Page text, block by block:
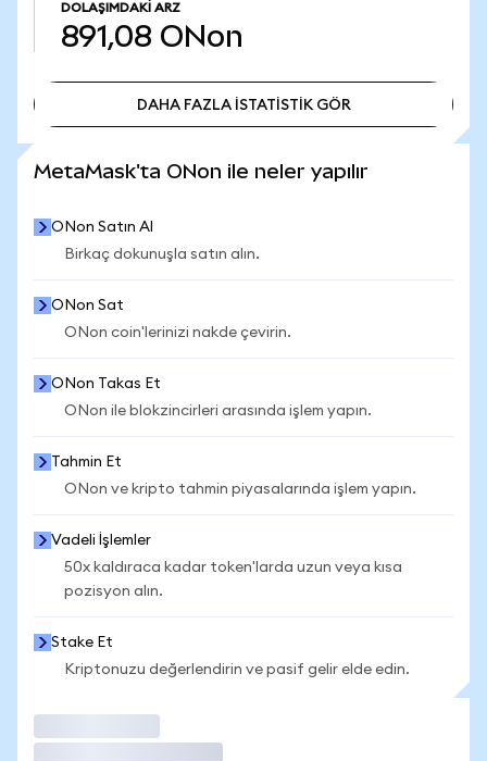
DOLAŞIMDAKI ARZ
891,08 ONon
DAHA FAZLA İSTATİSTİK GÖR
MetaMask'ta ONon ile neler yapılır
ONon Satın Al
Birkaç dokunuşla satın alın.
ONon Sat
ONon coin'lerinizi nakde çevirin.
ONon Takas Et
ONon ile blokzincirleri arasında işlem yapın.
Tahmin Et
ONon ve kripto tahmin piyasalarında işlem yapın.
Vadeli İşlemler
50x kaldıraca kadar token'larda uzun veya kısa
pozisyon alın.
Stake Et
Kriptonuzu değerlendirin ve pasif gelir elde edin.